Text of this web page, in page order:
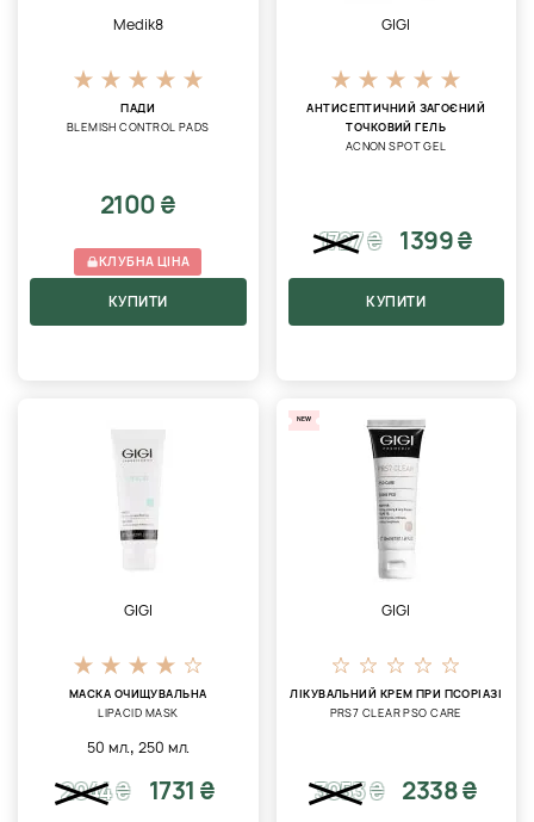
Medik8
ПАДИ
BLEMISH CONTROL PADS
2100 ₴
КЛУБНА ЦІНА
КУПИТИ
GIGI
АНТИСЕПТИЧНИЙ ЗАГОЄНИЙ
ТОЧКОВИЙ ГЕЛЬ
ACNON SPOT GEL
1727₴ 1399 ₴
КУПИТИ
GIGI
МАСКА ОЧИЩУВАЛЬНА
LIPACID MASK
50 мл., 250 мл.
2044₴ 1731 ₴
NEW
GIGI
ЛІКУВАЛЬНИЙ КРЕМ ПРИ ПСОРІАЗІ
PRS7 CLEAR PSO CARE
3053₴ 2338 ₴